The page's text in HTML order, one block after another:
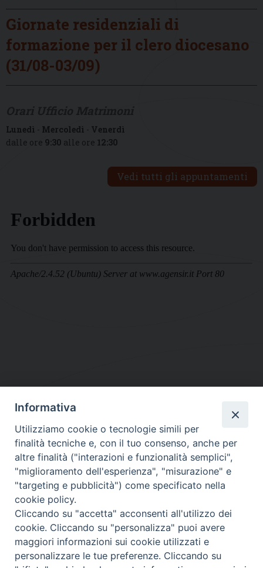
Giornate residenziali di
formazione per il clero diocesano
(31/08-03/09)
Lunedì - Mercoledì - Venerdì
dalle ore 9:30 alle ore 12:30
Vedi tutti gli appuntamenti
DIOCESI SUBURBICARIA DI ALBANO
Contatti:Tel.: 06.93268401 - Fax.: 06.9323844
E-mail:curia@diocesidialbano.it
Orari: dal Lunedì al Venerdì Ore: 9:00 - 13:00
Lunedì, Mercoledì e Venerdì, Ore 9:30 - 12:30
Informativa
Utilizziamo cookie o tecnologie simili per
finalità tecniche e, con il tuo consenso, anche per
altre finalità ("interazioni e funzionalità semplici",
"miglioramento dell'esperienza", "misurazione" e
"targeting e pubblicità") come specificato nella
cookie policy.
Cliccando su "accetta" acconsenti all'utilizzo dei
cookie. Cliccando su "personalizza" puoi avere
maggiori informazioni sui cookie utilizzati e
personalizzare le tue preferenze. Cliccando su